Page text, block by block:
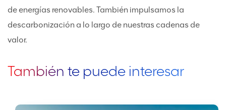
de energías renovables. También impulsamos la
descarbonización a lo largo de nuestras cadenas de
valor.
También te puede interesar